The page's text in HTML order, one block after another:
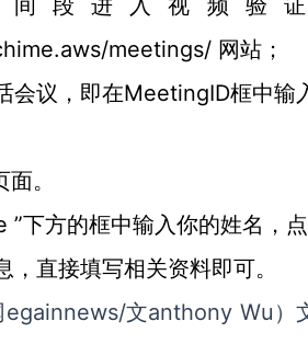
段进入视频验
meetings/ 网站；
会议，即在MeetingID框中输
。
下方的框中输入你的姓名，点
直接填写相关资料即可。
egainnews/文anthony Wu ）